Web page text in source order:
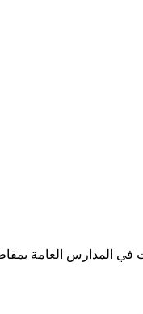
المدارس العامة